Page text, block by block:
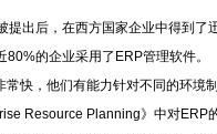
出后，在西方国家企业中得到
80%的企业采用了ERP管理软件。
快，他们有能力针对不同的环境
Resource Planning》中对